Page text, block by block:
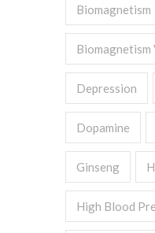
Biomagnetism
Depression
Dopamine
Ginseng
High Blood